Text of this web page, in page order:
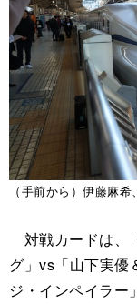
（手前から）伊藤麻
対戦カードは、
グ」vs「山下実優
ジ・インペイラー